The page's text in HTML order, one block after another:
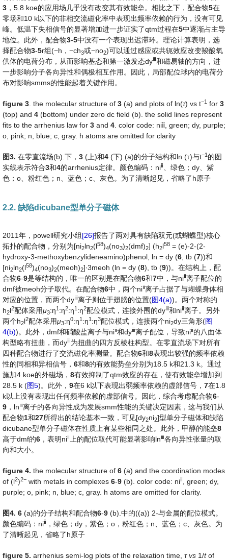
3 ，5.8 koe的应用场几乎没有改变其有效能垒。相比之下，配合物5在
零场和10 k以下的非相交流磁化率中表现出频率依赖的行为，没有可见
峰。低温下失相信号的显著增加进一步证实了qtm过程在5中逐渐占主导
地位。此外，配合物3-5中没有一个表现出迟滞环。理论计算表明，选
择配合物3-5r组(−h，−ch3或−no2)可以通过感应或共轭效应改变羧酸氧
供体的电荷分布，从而影响基态和第一激发态dyⅲ和磁易轴的方向，进
一步影响分子各向异性和偶极相互作用。因此，局部配位球内的电荷分
布对影响smms的性能起着关键作用。
figure 3 . the molecular structure of 3 (a) and plots of ln(τ) vs t−1 for 3
(top) and 4 (bottom) under zero dc field (b). the solid lines represent
fits to the arrhenius law for 3 and 4 . color code: niⅱ, green; dy, purple;
o, pink; n, blue; c, gray. h atoms are omitted for clarity
图3. 在零直流场(b).下， 3 (上)和4 (下) (a)的分子结构和ln (τ)与t−1 的图
实线表示符合3和4的arrhenius定律。颜色编码：niⅱ
、绿色；dy、紫
色；o、粉红色；n、蓝色；c、灰色。为了清晰起见，省略了h原子
2.2. 缺陷dicubane型单分子磁体
2011年，powell研究小组[26]报告了两对具有缺陷双元(或蝴蝶型)核心
拓扑的配合物，分别为[ni2ln2(l58)4(no3)2(dmf)2] (h2l58 = (e)-2-(2-
hydroxy-3-methoxybenzylideneamino)phenol, ln = dy (6 , tb (7))和
[ni2ln2(l58)4(no3)2(meoh)2]∙3meoh (ln = dy (8), tb (9))。在结构上，配
合物6-9是等结构的，唯一的区别是在配合物6和7中，与niⅱ离子配位的
dmf被meoh分子取代。在配合物6中，两个niⅱ离子占据了与蝴蝶身体相
对应的位置，而两个dyⅲ离子则位于翅膀的位置(图4(a))。两个对称的
h2l2配体采用μ3:η1 :η2:η1 :η2配位模式，连接外围的dyⅲ和niⅱ离子。另外
两个h2l2配体采用μ3:η0:η1 :η1 :η3配位模式，连接两个ni2dy三角形(图
4(b))。此外，dmf和硝酸盐离子与niⅱ和dyⅲ离子配位，导致niⅱ的八面体
构型略有扭曲，而dyⅲ为扭曲的四方反棱柱构型。在零直流场下对所有
四种配合物进行了交流磁化率测量。配合物6和8表现出较强的频率依赖
性的同相和异相信号， 6和8的有效能势垒分别为18.5 k和21.3 k。通过
施加4 koe的外磁场， 8有效抑制了qtm效应的存在，使有效能垒增加到
28.5 k (图5)。此外， 9在6 k以下表现出弱频率依赖的虚部信号， 7在1.8
k以上没有表现出任何频率依赖的虚部信号。因此，综合考虑配合物6-
9 ，lnⅲ离子的各向异性成为发展smm性能的关键决定因素，这与我们从
配合物1和27所得出的结论基本一致，可见[dy2ni2]型单分子磁体和缺陷
dicubane型单分子磁体在性质上有某些相同之处。此外，甲醇的能垒8
高于dmf的6 ，表明niⅱ 上的配位取代可能显著影响lnⅲ各向异性张量的取
向和大小。
figure 4. the molecular structure of 6 (a) and the coordination modes
of (l2)2− with metals in complexes 6-9 (b). color code: niⅱ
, green; dy,
purple; o, pink; n, blue; c, gray. h atoms are omitted for clarity.
图4. 6 (a)的分子结构和配合物6-9 (b).中的((a)) 2-与金属的配位模式。
颜色编码：niⅱ ，绿色；dy，紫色；o，粉红色；n、蓝色；c、灰色。为
了清晰起见，省略了h原子
figure 5. arrhenius semi-log plots of the relaxation time, τ vs 1/tof